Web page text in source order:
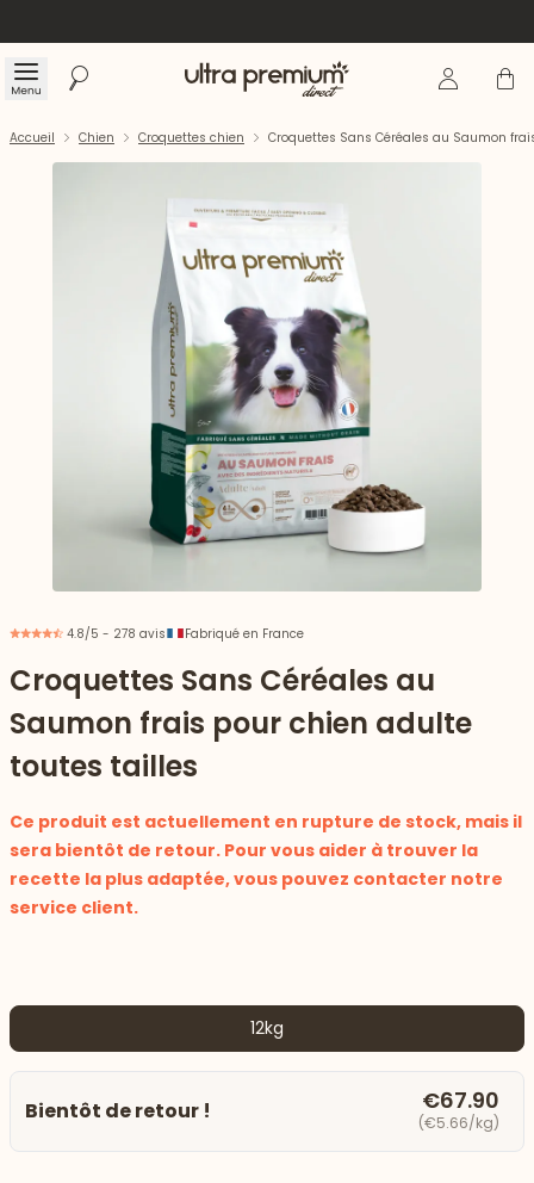
Menu Rechercher Accueil Se Panier
Accueil Chien Croquettes chien Croquettes Sans Céréales au Saumon
4.8/5 - 278 avis Fabriqué en France
Croquettes Sans Céréales au
Saumon frais pour chien adulte
toutes tailles
Ce produit est actuellement en rupture de stock, mais il
sera bientôt de retour. Pour vous aider à trouver la
recette la plus adaptée, vous pouvez contacter notre
service client.
12kg
Bientôt de retour ! €67.90
(€5.66/kg)